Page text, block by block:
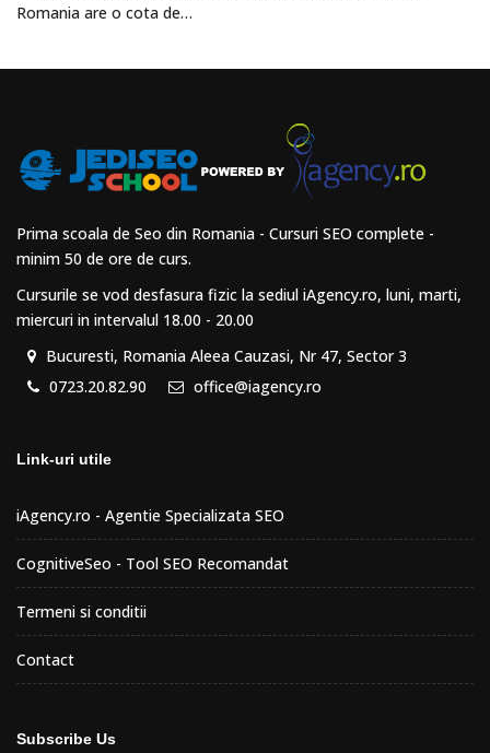
Romania are o cota de…
Prima scoala de Seo din Romania - Cursuri SEO complete -
minim 50 de ore de curs.
Cursurile se vod desfasura fizic la sediul iAgency.ro, luni, marti,
miercuri in intervalul 18.00 - 20.00
Bucuresti, Romania Aleea Cauzasi, Nr 47, Sector 3
0723.20.82.90
office@iagency.ro
Link-uri utile
iAgency.ro - Agentie Specializata SEO
CognitiveSeo - Tool SEO Recomandat
Termeni si conditii
Contact
Subscribe Us